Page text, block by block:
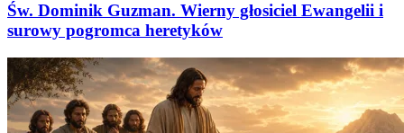
Św. Dominik Guzman. Wierny głosiciel Ewangelii i
surowy pogromca heretyków